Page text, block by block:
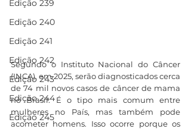
Edição 239
Edição 240
Edição 241
Edição 242
Edição 243
Edição 244
Edição 245
Segundo o Instituto Nacional do Câncer
(INCA), em 2025, serão diagnosticados cerca
de 74 mil novos casos de câncer de mama
no Brasil. É o tipo mais comum entre
mulheres no País, mas também pode
acometer homens. Isso ocorre porque os